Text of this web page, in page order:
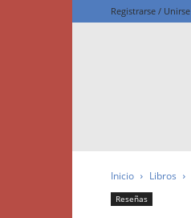
Registrarse / Unirse
Inicio Libros
Reseñas